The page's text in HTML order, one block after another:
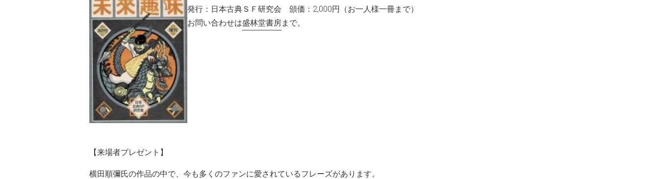
発行：日本古典ＳＦ研究会 頒価：2,000円（お一人様一冊まで）
お問い合わせは盛林堂書房まで。
【来場者プレゼント】
横田順彌氏の作品の中で、今も多くのファンに愛されているフレーズがあります。